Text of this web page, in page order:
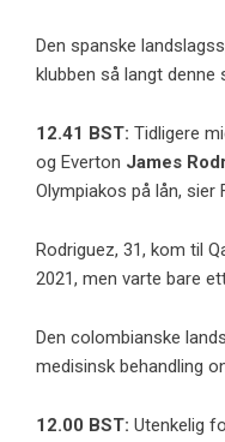
Den spanske
klubben så langt denne
12.41 BST: Tidligere
og Everton James
Olympiakos på lån, sier
Rodriguez, 31, kom til
2021, men varte bare
Den colombianske
medisinsk behandling
12.00 BST: Utenkelig